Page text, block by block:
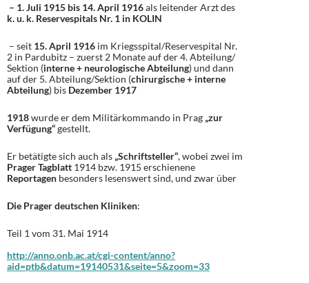
– 1. Juli 1915 bis 14. April 1916als leitender Arzt des
k. u. k. Reservespitals Nr. 1 in KOLIN
– seit 15. April 1916 im Kriegsspital/Reservespital Nr.
2 in Pardubitz – zuerst 2 Monate auf der 4. Abteilung/
Sektion (interne + neurologische Abteilung) und dann
auf der 5. Abteilung/Sektion (chirurgische + interne
Abteilung) bis Dezember 1917
1918wurde er dem Militärkommando in Prag „zur
Verfügung“gestellt.
Er betätigte sich auch als „Schriftsteller“, wobei zwei im
Prager Tagblatt 1914 bzw. 1915 erschienene
Reportagen besonders lesenswert sind, und zwar über
Die Prager deutschen Kliniken:
Teil 1 vom 31. Mai 1914
http://anno.onb.ac.at/cgi-content/anno?
aid=ptb&datum=19140531&seite=5&zoom=33